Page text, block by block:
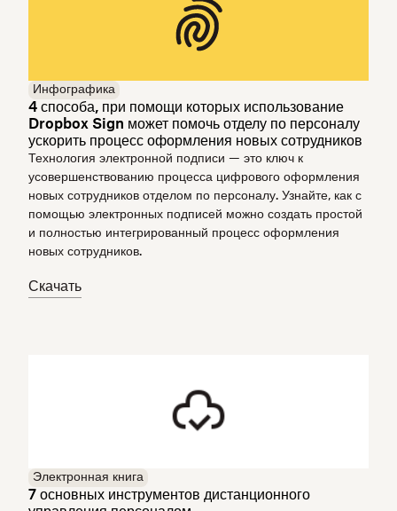
Инфографика
4 способа, при помощи которых использование
Dropbox Sign может помочь отделу по персоналу
ускорить процесс оформления новых сотрудников
Технология электронной подписи — это ключ к
усовершенствованию процесса цифрового оформления
новых сотрудников отделом по персоналу. Узнайте, как с
помощью электронных подписей можно создать простой
и полностью интегрированный процесс оформления
новых сотрудников.
Скачать
Электронная книга
7 основных инструментов дистанционного